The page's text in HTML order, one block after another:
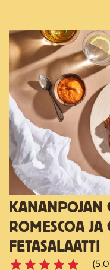
KANANPOJAN
ROMESCOA JA
FETASALAATTI